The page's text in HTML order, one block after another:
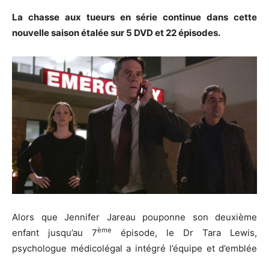
La chasse aux tueurs en série continue dans cette
nouvelle saison étalée sur 5 DVD et 22 épisodes.
Alors que Jennifer Jareau pouponne son deuxième
enfant jusqu’au 7ème
épisode, le Dr Tara Lewis,
psychologue médicolégal a intégré l’équipe et d’emblée